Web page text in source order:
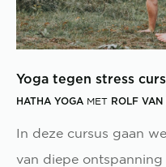
Yoga tegen stress
HATHA YOGAMET ROLF VAN
In deze cursus gaan
van diepe ontspanning